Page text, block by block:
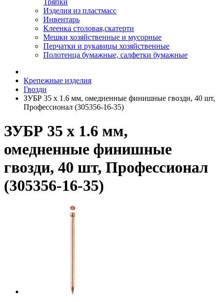
Тряпки
Изделия из пластмасс
Инвентарь
Клеенка столовая,скатерти
Мешки хозяйственные и мусорные
Перчатки и рукавицы хозяйственные
Полотенца бумажные, салфетки бумажные
Крепежные изделия
Гвозди
ЗУБР 35 х 1.6 мм, омедненные финишные гвозди, 40 шт,
Профессионал (305356-16-35)
ЗУБР 35 х 1.6 мм,
омедненные финишные
гвозди, 40 шт, Профессионал
(305356-16-35)